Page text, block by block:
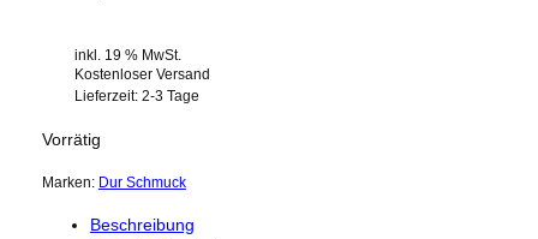
inkl. 19 % MwSt.
Kostenloser Versand
Lieferzeit: 2-3 Tage
Vorrätig
Marken: Dur Schmuck
Beschreibung